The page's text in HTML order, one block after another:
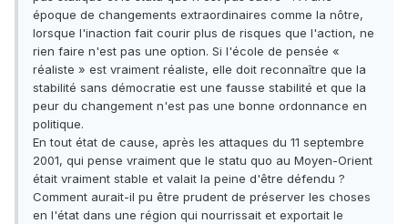
époque de changements extraordinaires comme la nôtre,
lorsque l'inaction fait courir plus de risques que l'action, ne
rien faire n'est pas une option. Si l'école de pensée «
réaliste » est vraiment réaliste, elle doit reconnaître que la
stabilité sans démocratie est une fausse stabilité et que la
peur du changement n'est pas une bonne ordonnance en
politique.
En tout état de cause, après les attaques du 11 septembre
2001, qui pense vraiment que le statu quo au Moyen-Orient
était vraiment stable et valait la peine d'être défendu ?
Comment aurait-il pu être prudent de préserver les choses
en l'état dans une région qui nourrissait et exportait le